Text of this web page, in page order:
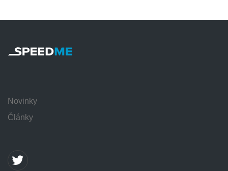
Novinky
Články